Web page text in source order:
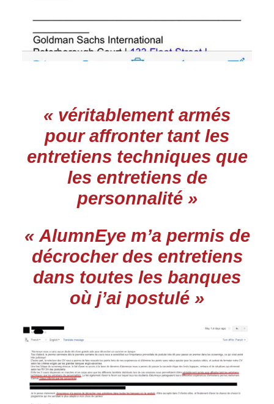
« véritablement armés
pour affronter tant les
entretiens techniques que
les entretiens de
personnalité »
« AlumnEye m’a permis de
décrocher des entretiens
dans toutes les banques
où j’ai postulé »